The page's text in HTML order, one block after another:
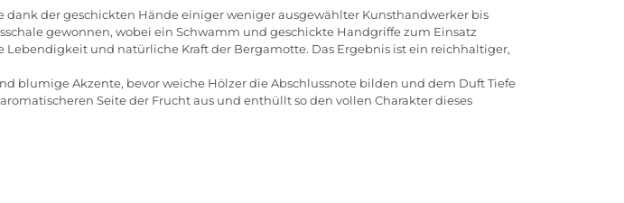
der geschickten Hände einiger weniger ausgewählter Kunsthandwerker bis
gewonnen, wobei ein Schwamm und geschickte Handgriffe zum Einsatz
und natürliche Kraft der Bergamotte. Das Ergebnis ist ein reichhaltiger,
blumige Akzente, bevor weiche Hölzer die Abschlussnote bilden und dem Duft Tiefe
Seite der Frucht aus und enthüllt so den vollen Charakter dieses